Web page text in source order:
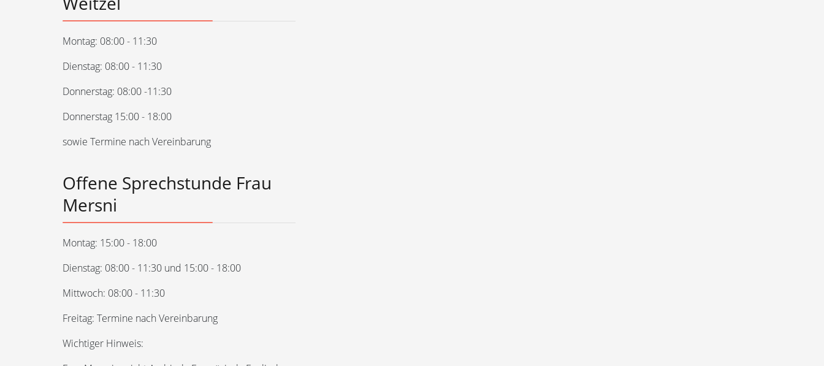
Montag: 08:00 - 11:30
Dienstag: 08:00 - 11:30
Donnerstag: 08:00 -11:30
Donnerstag 15:00 - 18:00
sowie Termine nach Vereinbarung
Offene Sprechstunde Frau
Mersni
Montag: 15:00 - 18:00
Dienstag: 08:00 - 11:30 und 15:00 - 18:00
Mittwoch: 08:00 - 11:30
Freitag: Termine nach Vereinbarung
Wichtiger Hinweis: